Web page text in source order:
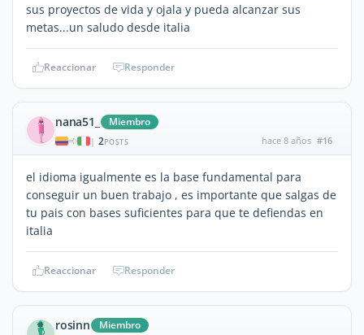
sus proyectos de vida y ojala y pueda alcanzar sus
metas...un saludo desde italia
Reaccionar Responder
nana51_ Miembro
| 2POSTS hace 8 años #16
el idioma igualmente es la base fundamental para
conseguir un buen trabajo , es importante que salgas de
tu pais con bases suficientes para que te defiendas en
italia
Reaccionar Responder
rosinn Miembro